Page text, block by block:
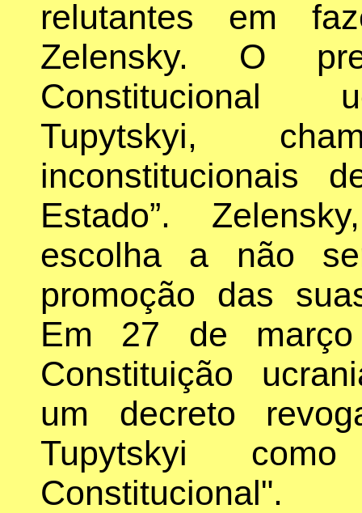
relutantes em
Zelensky. O
Constitucional
Tupytskyi,
inconstitucionais
Estado”.
escolha a não
promoção das
Em 27 de
Constituição
um decreto
Tupytskyi
Constitucional".